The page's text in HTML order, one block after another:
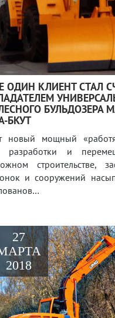
ОДИН КЛИЕНТ СТАЛ
БУЛЬДОЗЕРА
БКУТ
новый мощный
разработки и
строительстве,
и сооружений
27
2018